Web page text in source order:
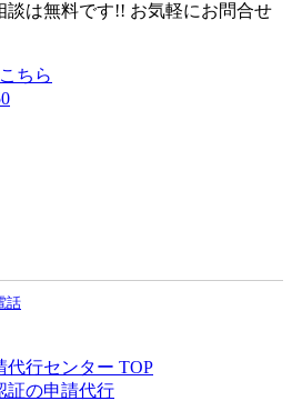
談は無料です!! お気軽にお問合せ
ちら
話
代行センター TOP
証の申請代行